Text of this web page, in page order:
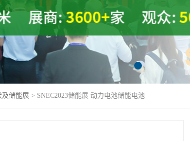
及储能展 > SNEC2023储能展 动力电池储能电池